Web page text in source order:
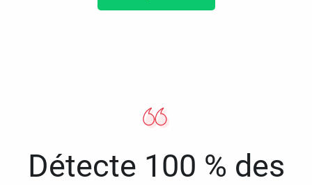
Détecte 100 % des